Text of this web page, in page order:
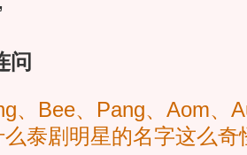
问
、Bee、Pang、Aom、
泰剧明星的名字这么奇